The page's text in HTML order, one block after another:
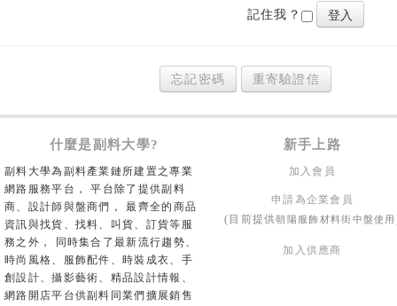
記住我？
忘記密碼 重寄驗證信
什麼是副料大學? 新手上路
副料大學為副料產業鏈所建置之專業
網路服務平台， 平台除了提供副料
商、設計師與盤商們， 最齊全的商品
資訊與找貨、找料、叫貨、訂貨等服
務之外， 同時集合了最新流行趨勢、
時尚風格、服飾配件、時裝成衣、手
創設計、攝影藝術、精品設計情報、
網路開店平台供副料同業們擴展銷售
加入會員
申請為企業會員
(目前提供朝陽服飾材料街中盤使用
加入供應商